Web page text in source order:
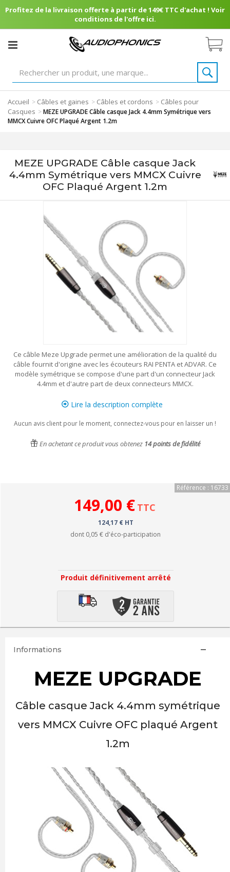
Profitez de la livraison offerte à partir de 149€ TTC d'achat ! Voir
conditions de l'offre ici.
Accueil > Câbles et gaines > Câbles et cordons > Câbles pour
Casques >MEZE UPGRADE Câble casque Jack 4.4mm Symétrique vers
MMCX Cuivre OFC Plaqué Argent 1.2m
MEZE UPGRADE Câble casque Jack
4.4mm Symétrique vers MMCX Cuivre
OFC Plaqué Argent 1.2m
Ce câble Meze Upgrade permet une amélioration de la qualité du
câble fournit d'origine avec les écouteurs RAI PENTA et ADVAR. Ce
modèle symétrique se compose d'une part d'un connecteur Jack
4.4mm et d'autre part de deux connecteurs MMCX.
Lire la description complète
Aucun avis client pour le moment, connectez-vous pour en laisser un !
En achetant ce produit vous obtenez 14points de fidélité
Référence : 16733
149,00 € TTC
124,17 € HT
dont 0,05 € d'éco-participation
Produit définitivement arrêté
Informations
MEZE UPGRADE
Câble casque Jack 4.4mm symétrique
vers MMCX Cuivre OFC plaqué Argent
1.2m